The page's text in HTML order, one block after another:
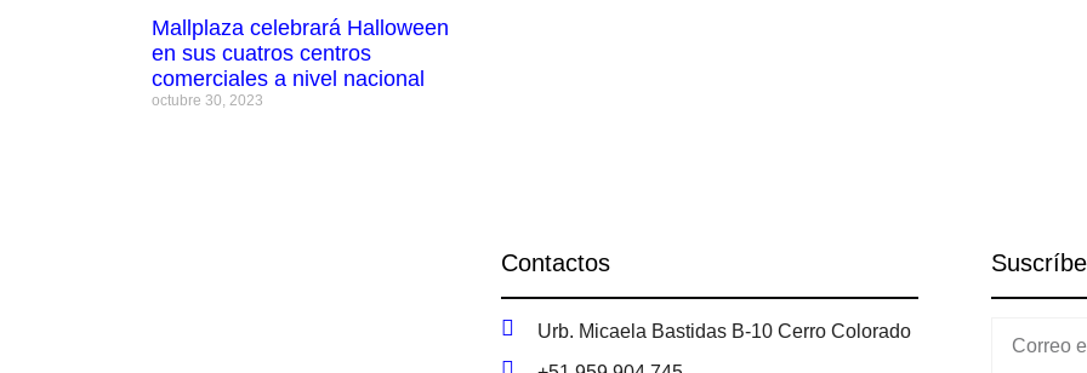
Mallplaza celebrará Halloween
en sus cuatros centros
comerciales a nivel nacional
octubre 30, 2023
Contactos
Urb. Micaela Bastidas B-10 Cerro Colorado